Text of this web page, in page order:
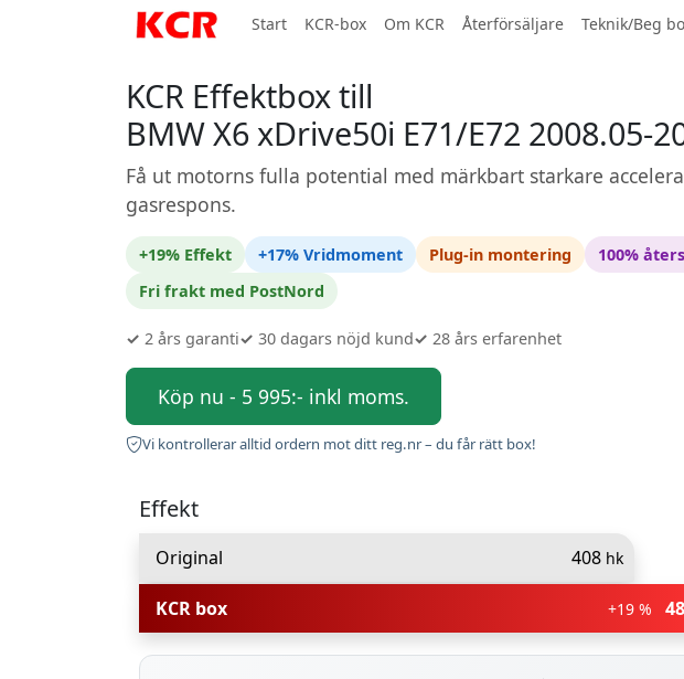
Start KCR-box Om KCR Återförsäljare Teknik/Beg
KCR Effektbox till
BMW X6 xDrive50i E71/E72 2008.05-
Få ut motorns fulla potential med märkbart starkare
gasrespons.
+19% Effekt +17% Vridmoment Plug-in montering
100%
Fri frakt med PostNord
✓ 2 års garanti✓ 30 dagars nöjd kund✓ 28 års erfarenhet
Köp nu - 5 995:- inkl moms.
Vi kontrollerar alltid ordern mot ditt reg.nr – du får rätt box!
Effekt
Original 408 hk
KCR box +19 %